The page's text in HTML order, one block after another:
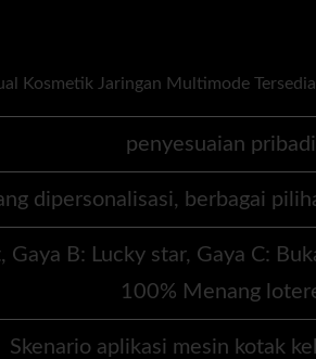
penyesuaian pribadi
dipersonalisasi, berbagai
Gaya B: Lucky star, Gaya C:
100% Menang
Skenario aplikasi mesin kotak